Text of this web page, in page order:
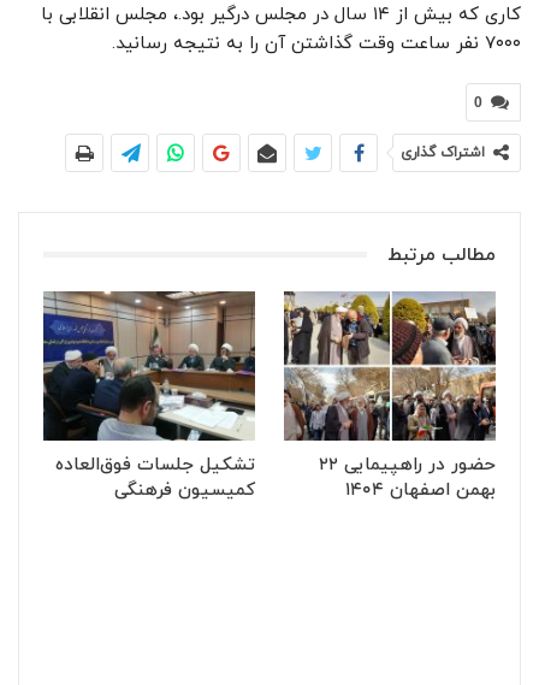
کاری که بیش از ۱۴ سال در مجلس درگیر بود.، مجلس انقلابی با
۷۰۰۰ نفر ساعت وقت گذاشتن آن را به نتیجه رسانید.
0
اشتراک گذاری
مطالب مرتبط
حضور در راهپیمایی ۲۲
بهمن اصفهان ۱۴۰۴
تشکیل جلسات فوق‌العاده
کمیسیون فرهنگی